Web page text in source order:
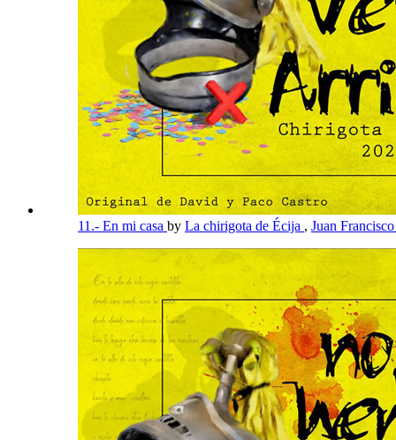
11.- En mi casa by La chirigota de Écija , Juan